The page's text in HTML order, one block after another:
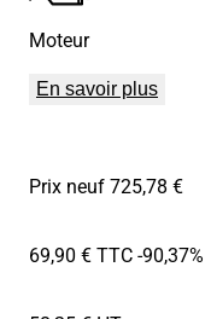
Moteur
En savoir plus
Prix neuf 725,78 €
69,90 € TTC-90,37%